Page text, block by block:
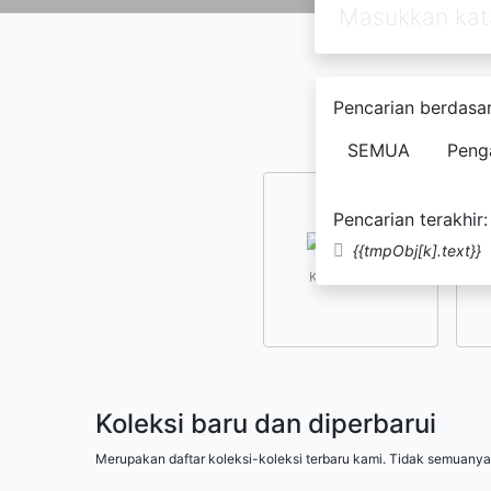
Pencarian
SEMUA
Pencarian terakhir:
{{tmpObj[k].text}}
Kesusastraan
Koleksi baru dan diperbarui
Merupakan daftar koleksi-koleksi terbaru kami. Tidak